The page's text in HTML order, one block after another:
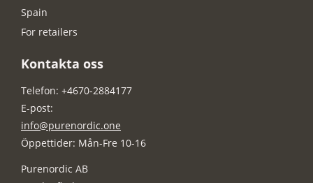
Spain
For retailers
Kontakta oss
Telefon: +4670-2884177
E-post:
info@purenordic.one
Öppettider: Mån-Fre 10-16
Purenordic AB